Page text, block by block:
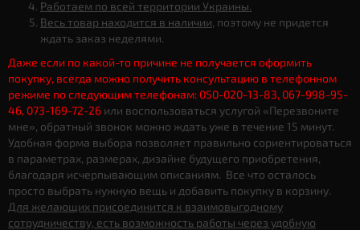
Работаем по всей территории Украины.
Весь товар находится в наличии, поэтому не придется
ждать заказ неделями.
Даже если по какой-то причине не получается оформить
покупку, всегда можно получить консультацию в телефонном
режиме по следующим телефонам: 050-020-13-83, 067-998-95-
46, 073-169-72-26 или воспользоваться услугой «Перезвоните
мне», обратный звонок можно ждать уже в течение 15 минут.
Удобная форма выбора позволяет правильно сориентироваться
в параметрах, размерах, дизайне будущего приобретения,
благодаря исчерпывающим описаниям. Все что осталось
просто выбрать нужную вещь и добавить покупку в корзину.
Для желающих присоединится к взаимовыгодному
сотрудничеству, есть возможность работы через удобную